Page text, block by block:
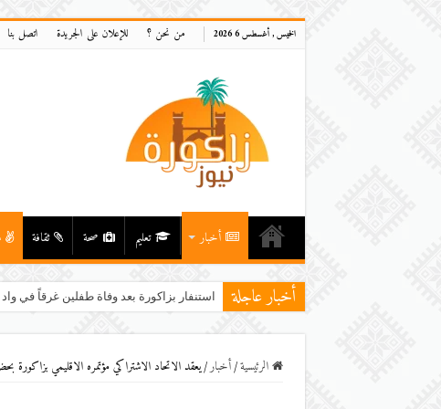
الخميس , أغسطس 6 2026 من نحن ؟ للإعلان على الجريدة اتصل بنا
أخبار تعليم صحة ثقافة
أخبار عاجلة استنفار بزاكورة بعد وفاة طفلين غرقاً في واد
الرئيسية/أخبار/يعقد الاتحاد الاشتراكي مؤتمره الاقليمي